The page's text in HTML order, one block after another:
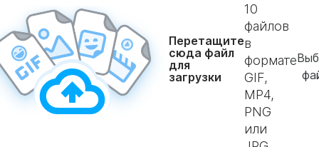
Перетащите
сюда файл
для
загрузки
10
файлов
в
формате
GIF,
MP4,
PNG
или